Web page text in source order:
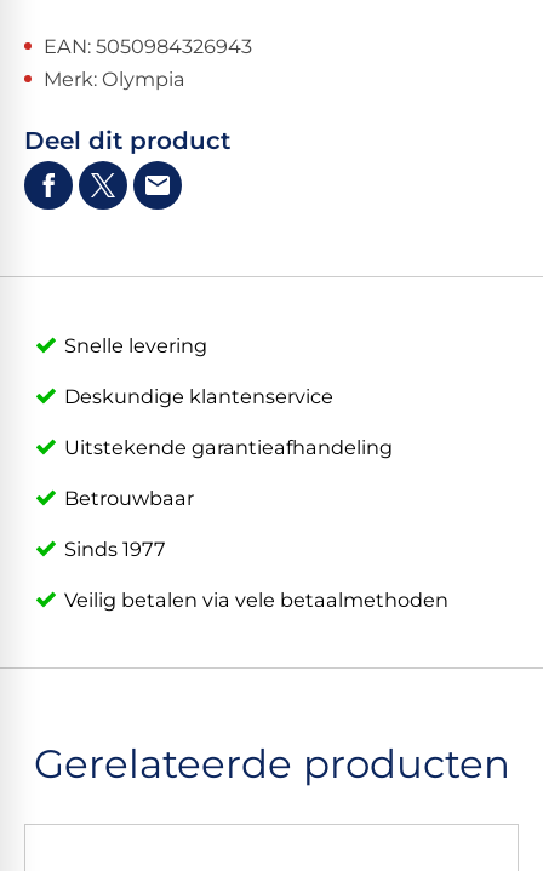
EAN: 5050984326943
Merk: Olympia
Deel dit product
Snelle levering
Deskundige klantenservice
Uitstekende garantieafhandeling
Betrouwbaar
Sinds 1977
Veilig betalen via vele betaalmethoden
Gerelateerde producten